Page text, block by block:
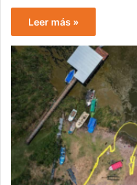
Leer más »